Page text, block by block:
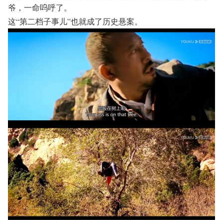
爷，一命呜呼了。
这“第二档子事儿”也就成了历史悬案。